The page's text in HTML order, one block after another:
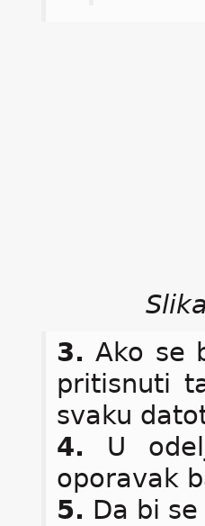
3. Ako se
pritisnuti
svaku
4. U
oporavak
5. Da bi